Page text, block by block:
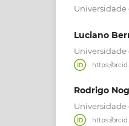
Universidade
Luciano
Universidade
https://
Rodrigo
Universidade
https://